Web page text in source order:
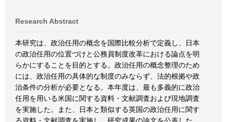
Research Abstract
本研究は、政治任用の概念を国際比較分析で定義し、日本
の政治任用の位置づけと公務員制度改革における論点を明
らかにすることを目的とする。政治任用の概念整理のため
には、政治任用の具体的な制度のみならず、法的根拠や政
治条件の分析が必要となる。本年度は、最も多義的に政治
任用を用いる米国に関する資料・文献調査および現地調査
を実施した。また、日本と類似する英国の政治任用に関す